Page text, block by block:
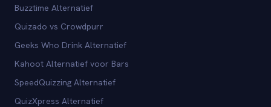
Buzztime Alternatief
Quizado vs Crowdpurr
Geeks Who Drink Alternatief
Kahoot Alternatief voor Bars
SpeedQuizzing Alternatief
QuizXpress Alternatief